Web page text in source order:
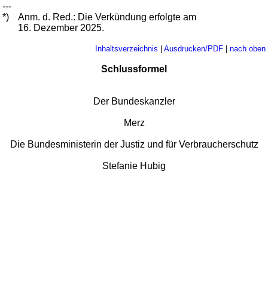
---
*)
Anm. d. Red.: Die Verkündung erfolgte am
16. Dezember 2025.
Inhaltsverzeichnis | Ausdrucken/PDF| nach oben
Schlussformel
Der Bundeskanzler
Merz
Die Bundesministerin der Justiz und für Verbraucherschutz
Stefanie Hubig